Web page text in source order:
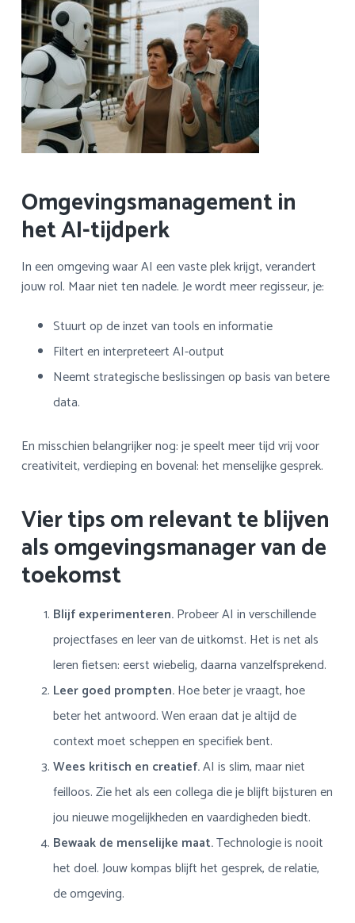
Omgevingsmanagement in
het AI-tijdperk
In een omgeving waar AI een vaste plek krijgt, verandert
jouw rol. Maar niet ten nadele. Je wordt meer regisseur, je:
Stuurt op de inzet van tools en informatie
Filtert en interpreteert AI-output
Neemt strategische beslissingen op basis van betere
data.
En misschien belangrijker nog: je speelt meer tijd vrij voor
creativiteit, verdieping en bovenal: het menselijke gesprek.
Vier tips om relevant te blijven
als omgevingsmanager van de
toekomst
Blijf experimenteren.Probeer AI in verschillende
projectfases en leer van de uitkomst. Het is net als
leren fietsen: eerst wiebelig, daarna vanzelfsprekend.
Leer goed prompten.Hoe beter je vraagt, hoe
beter het antwoord. Wen eraan dat je altijd de
context moet scheppen en specifiek bent.
Wees kritisch en creatief.AI is slim, maar niet
feilloos. Zie het als een collega die je blijft bijsturen en
jou nieuwe mogelijkheden en vaardigheden biedt.
Bewaak de menselijke maat.Technologie is nooit
het doel. Jouw kompas blijft het gesprek, de relatie,
de omgeving.